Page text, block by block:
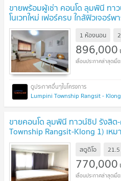
ขายพร้อมผู้เช่า คอนโด ลุมพินี ทา
โนเวทใหม่ เฟอร์ครบ ใกล้ฟิวเจอร์พ
1 ห้องนอน
896,000
Lumpini Township Rangsit -
ขายคอนโด ลุมพินี ทาวน์ชิป รังสิ
Township Rangsit-Klong 1) เห
แล้ว
สตูดิโอ 21.5
770,000